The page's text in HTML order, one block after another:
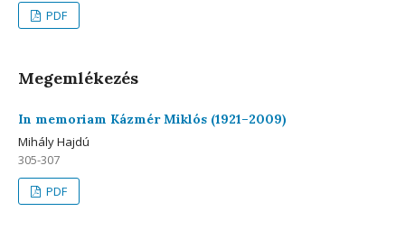
PDF
Megemlékezés
In memoriam Kázmér Miklós (1921–2009)
Mihály Hajdú
305-307
PDF